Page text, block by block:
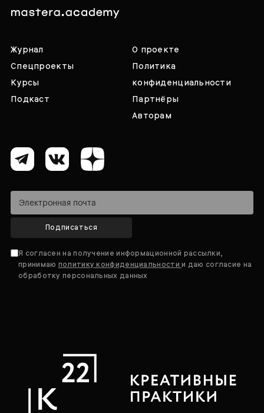
Журнал
Спецпроекты
Курсы
Подкаст
О проекте
Политика
конфиденциальности
Партнёры
Авторам
Подписаться
Я согласен на получение информационной рассылки,
принимаю политику конфиденциальностии даю согласие на
обработку персональных данных